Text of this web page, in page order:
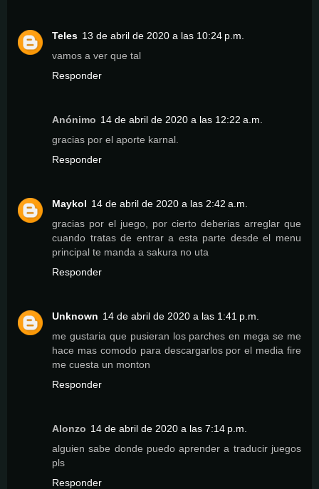
Teles 13 de abril de 2020 a las 10:24 p.m.
vamos a ver que tal
Responder
Anónimo 14 de abril de 2020 a las 12:22 a.m.
gracias por el aporte karnal.
Responder
Maykol 14 de abril de 2020 a las 2:42 a.m.
gracias por el juego, por cierto deberias arreglar que
cuando tratas de entrar a esta parte desde el menu
principal te manda a sakura no uta
Responder
Unknown 14 de abril de 2020 a las 1:41 p.m.
me gustaria que pusieran los parches en mega se me
hace mas comodo para descargarlos por el media fire
me cuesta un monton
Responder
Alonzo 14 de abril de 2020 a las 7:14 p.m.
alguien sabe donde puedo aprender a traducir juegos
pls
Responder